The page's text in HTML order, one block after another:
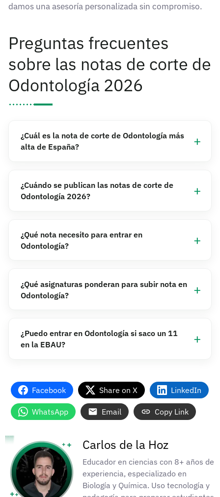
damos una asesoría personalizada sin compromiso.
Preguntas frecuentes
sobre las notas de corte de
Odontología 2026
¿Cuál es la nota de corte de Odontología más
alta de España?
¿Cuándo se publican las notas de corte de
Odontología 2026?
¿Qué nota necesito para entrar en
Odontología?
¿Qué asignaturas ponderan para subir nota en
Odontología?
¿Puedo entrar en Odontología si saco un 11
en la EBAU?
Facebook Share on X LinkedIn
WhatsApp Email Copy Link
Carlos de la Hoz
Educador en ciencias con 8+ años de
experiencia, especializado en
Biología y Química. Uso tecnología y